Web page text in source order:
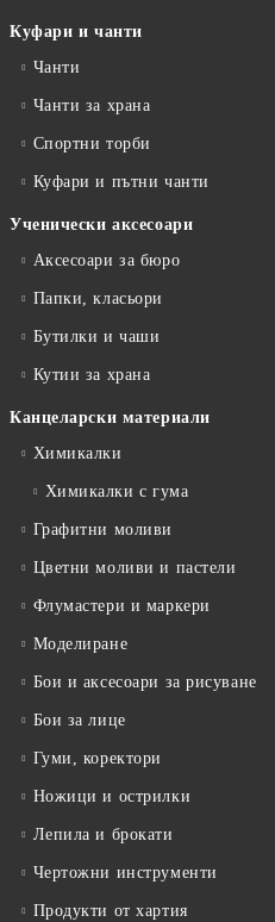
Куфари и чанти
Чанти
Чанти за храна
Спортни торби
Куфари и пътни чанти
Ученически аксесоари
Аксесоари за бюро
Папки, класьори
Бутилки и чаши
Кутии за храна
Канцеларски материали
Химикалки
Химикалки с гума
Графитни моливи
Цветни моливи и пастели
Флумастери и маркери
Моделиране
Бои и аксесоари за рисуване
Бои за лице
Гуми, коректори
Ножици и острилки
Лепила и брокати
Чертожни инструменти
Продукти от хартия